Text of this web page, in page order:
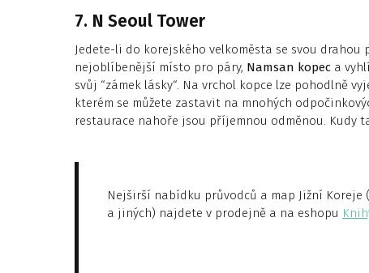
7. N Seoul Tower
Jedete-li do korejského velkoměsta se svou
nejoblíbenější místo pro páry, Namsan kopec a
svůj “zámek lásky“. Na vrchol kopce lze pohodlně
kterém se můžete zastavit na mnohých
restaurace nahoře jsou příjemnou odměnou. Kudy
Nejširší nabídku průvodců a map Jižní
a jiných) najdete v prodejně a na eshopu